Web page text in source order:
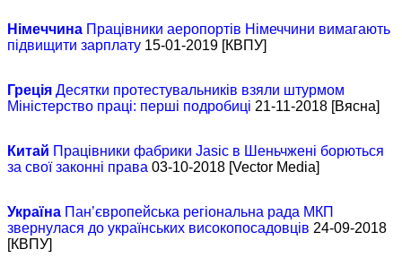
Німеччина Працівники аеропортів Німеччини вимагають
підвищити зарплату 15-01-2019 [КВПУ]
Греція Десятки протестувальників взяли штурмом
Міністерство праці: перші подробиці 21-11-2018 [Вясна]
Китай Працівники фабрики Jasic в Шеньчжені борються
за свої законні права 03-10-2018 [Vector Media]
Україна Пан’європейська регіональна рада МКП
звернулася до українських високопосадовців 24-09-2018
[КВПУ]